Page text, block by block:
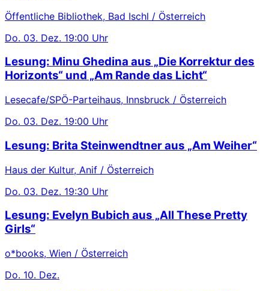
Öffentliche Bibliothek, Bad Ischl / Österreich
Do. 03. Dez. 19:00 Uhr
Lesung: Minu Ghedina aus „Die Korrektur des
Horizonts“ und „Am Rande das Licht“
Lesecafe/SPÖ-Parteihaus, Innsbruck / Österreich
Do. 03. Dez. 19:00 Uhr
Lesung: Brita Steinwendtner aus „Am Weiher“
Haus der Kultur, Anif / Österreich
Do. 03. Dez. 19:30 Uhr
Lesung: Evelyn Bubich aus „All These Pretty
Girls“
o*books, Wien / Österreich
Do. 10. Dez.